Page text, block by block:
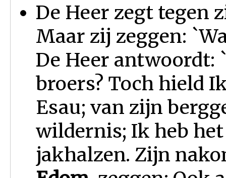
De Heer zegt tegen
Maar zij zeggen:
De Heer antwoordt:
broers? Toch hield
Esau; van zijn
wildernis; Ik heb
jakhalzen. Zijn